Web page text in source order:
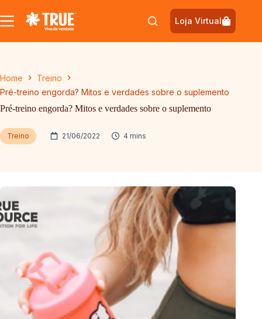
para
o
Loja Virtual
Home
Treino
Pré-treino engorda? Mitos e verdades sobre o suplemento
Pré-treino engorda? Mitos e verdades sobre o suplemento
Treino 21/06/2022 4 mins